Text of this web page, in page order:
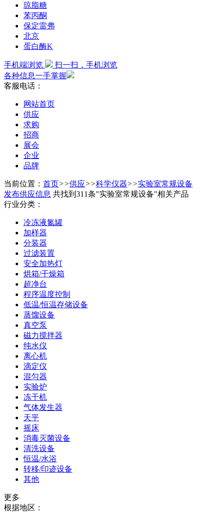
琼脂糖
苯丙酮
保定雷弗
北京
蛋白酶K
手机端浏览
扫一扫，手机浏览
各种信息一手掌握
客服电话：
网站首页
供应
求购
招商
展会
企业
品牌
当前位置： 首页>>供应>>科学仪器>>实验室常规设备
发布供应信息 共找到311条"实验室常规设备"相关产品
行业分类：
冷冻液氮罐
加样器
分装器
过滤装置
安全加热灯
烘箱/干燥箱
超净台
程序温度控制
低温/恒温存储设备
蒸馏设备
真空泵
磁力搅拌器
纯水仪
离心机
滴定仪
混匀器
实验炉
冻干机
气体发生器
天平
摇床
消毒灭菌设备
清洗设备
恒温/水浴
转移/印迹设备
其他
更多
根据地区：